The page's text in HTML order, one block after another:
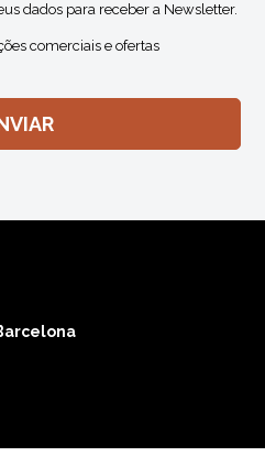
dados para receber a Newsletter.
comerciais e ofertas